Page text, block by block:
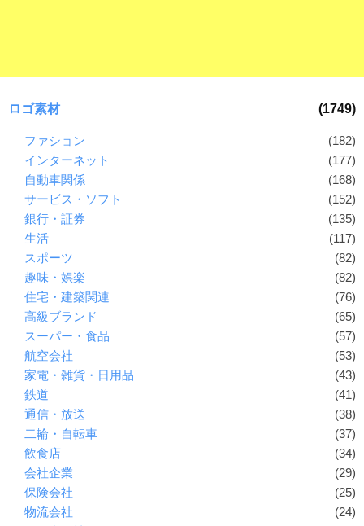
ロゴ素材 (1749)
ファション
(182)
インターネット
(177)
自動車関係
(168)
サービス・ソフト
(152)
銀行・証券
(135)
生活
(117)
スポーツ
(82)
趣味・娯楽
(82)
住宅・建築関連
(76)
高級ブランド
(65)
スーパー・食品
(57)
航空会社
(53)
家電・雑貨・日用品
(43)
鉄道
(41)
通信・放送
(38)
二輪・自転車
(37)
飲食店
(34)
会社企業
(29)
保険会社
(25)
物流会社
(24)